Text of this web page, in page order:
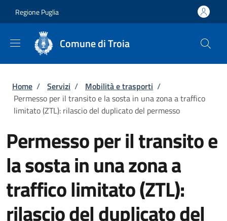
Regione Puglia
Comune di Troia
Briciole di pane
Home / Servizi / Mobilità e trasporti /
Permesso per il transito e la sosta in una zona a traffico
limitato (ZTL): rilascio del duplicato del permesso
Permesso per il transito e
la sosta in una zona a
traffico limitato (ZTL):
rilascio del duplicato del